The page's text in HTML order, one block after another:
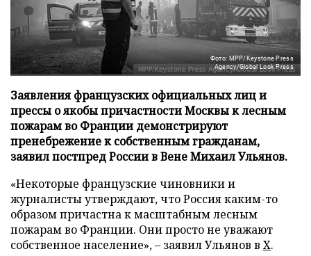
Фото: MPP/Keystone Press
Agency/Global Look Press
Заявления французских официальных лиц и
прессы о якобы причастности Москвы к лесным
пожарам во Франции демонстрируют
пренебрежение к собственным гражданам,
заявил постпред России в Вене Михаил Ульянов.
«Некоторые французские чиновники и
журналисты утверждают, что Россия каким-то
образом причастна к масштабным лесным
пожарам во Франции. Они просто не уважают
собственное население», – заявил Ульянов в X.